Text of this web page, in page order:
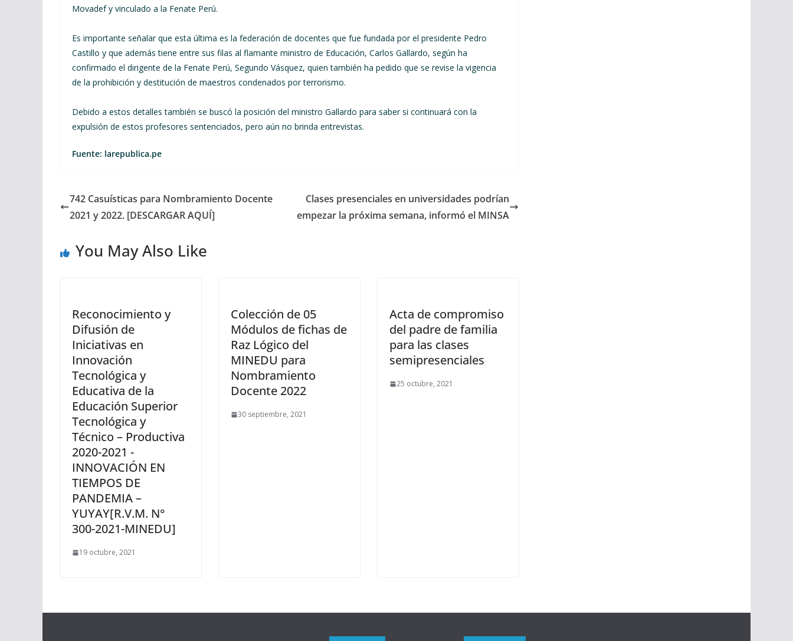
Movadef y vinculado a la Fenate Perú.
Es importante señalar que esta última es la federación de docentes que fue fundada por el presidente Pedro
Castillo y que además tiene entre sus filas al flamante ministro de Educación, Carlos Gallardo, según ha
confirmado el dirigente de la Fenate Perú, Segundo Vásquez, quien también ha pedido que se revise la vigencia
de la prohibición y destitución de maestros condenados por terrorismo.
Debido a estos detalles también se buscó la posición del ministro Gallardo para saber si continuará con la
expulsión de estos profesores sentenciados, pero aún no brinda entrevistas.
Fuente: larepublica.pe
742 Casuísticas para Nombramiento Docente
2021 y 2022. [DESCARGAR AQUÍ]
Clases presenciales en universidades podrían
empezar la próxima semana, informó el MINSA
You May Also Like
Reconocimiento y
Difusión de
Iniciativas en
Innovación
Tecnológica y
Educativa de la
Educación Superior
Tecnológica y
Técnico – Productiva
2020-2021 -
INNOVACIÓN EN
TIEMPOS DE
PANDEMIA –
YUYAY[R.V.M. N°
300-2021-MINEDU]
19 octubre, 2021
Colección de 05
Módulos de fichas de
Raz Lógico del
MINEDU para
Nombramiento
Docente 2022
30 septiembre, 2021
Acta de compromiso
del padre de familia
para las clases
semipresenciales
25 octubre, 2021